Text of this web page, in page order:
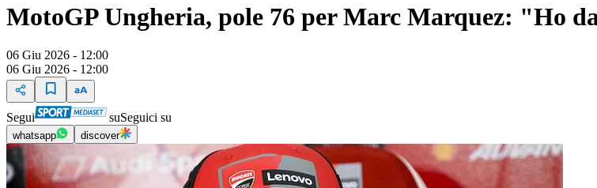
MotoGP Ungheria, pole 76 per Marc Marquez: "Ho
06 Giu 2026 - 12:00
06 Giu 2026 - 12:00
Segui suSeguici su
whatsapp discover